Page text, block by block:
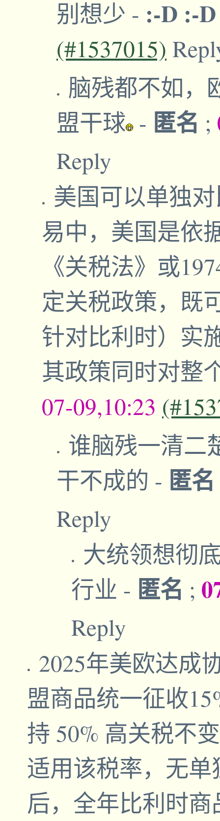
别想少 - :-D :-
(#1537015)
脑残都不如，
盟干球 - 匿名 ;
Reply
美国可以单独
易中，美国是依
《关税法》或
定关税政策，既
针对比利时）实
其政策同时对整
07-09,10:23
谁脑残一清二
干不成的 - 匿名
Reply
大统领想彻
行业 - 匿名 ;
Reply
2025年美欧达成
盟商品统一征收
持 50% 高关税不
适用该税率，无
后，全年比利时